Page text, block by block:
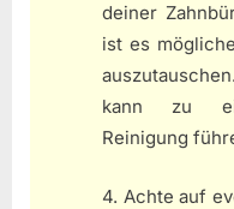
deiner
ist es
kann zu
Reinigung
4. Achte auf